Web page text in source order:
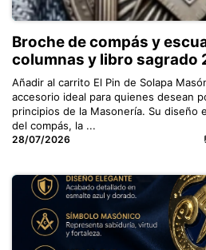
Broche de compás y
columnas y libro sagrado
Añadir al carrito El Pin de Solapa
accesorio ideal para quienes desean
principios de la Masonería. Su diseño
del compás, la ...
28/07/2026